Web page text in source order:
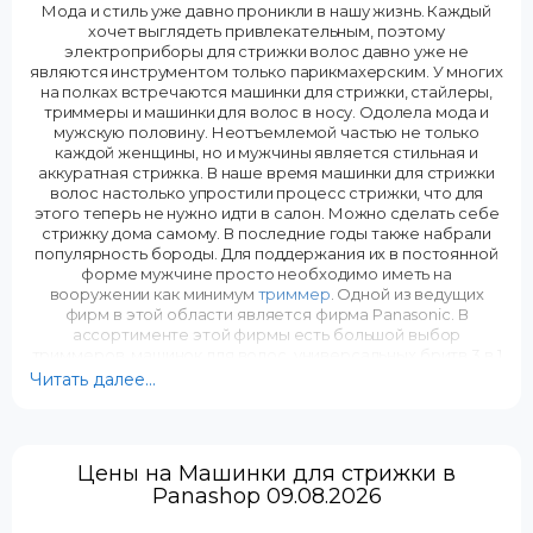
Время зарядки, час:
Скорость мотора, об/мин:
6000
40
Время зарядки, час:
8
Скорость мотора, об/мин:
н/д
Мода и стиль уже давно проникли в нашу жизнь. Каждый
хочет выглядеть привлекательным, поэтому
электроприборы для стрижки волос давно уже не
являются инструментом только парикмахерским. У многих
на полках встречаются машинки для стрижки, стайлеры,
триммеры и машинки для волос в носу. Одолела мода и
мужскую половину. Неотъемлемой частью не только
каждой женщины, но и мужчины является стильная и
аккуратная стрижка. В наше время машинки для стрижки
волос настолько упростили процесс стрижки, что для
этого теперь не нужно идти в салон. Можно сделать себе
стрижку дома самому. В последние годы также набрали
популярность бороды. Для поддержания их в постоянной
форме мужчине просто необходимо иметь на
вооружении как минимум триммер . Одной из ведущих
фирм в этой области является фирма Panasonic. В
ассортименте этой фирмы есть большой выбор
и т.д. Покупая триммер panasonic, можно сэкономить
Машинки для стрижки
Читать далее...
Цены на Машинки для стрижки в
Panashop 09.08.2026